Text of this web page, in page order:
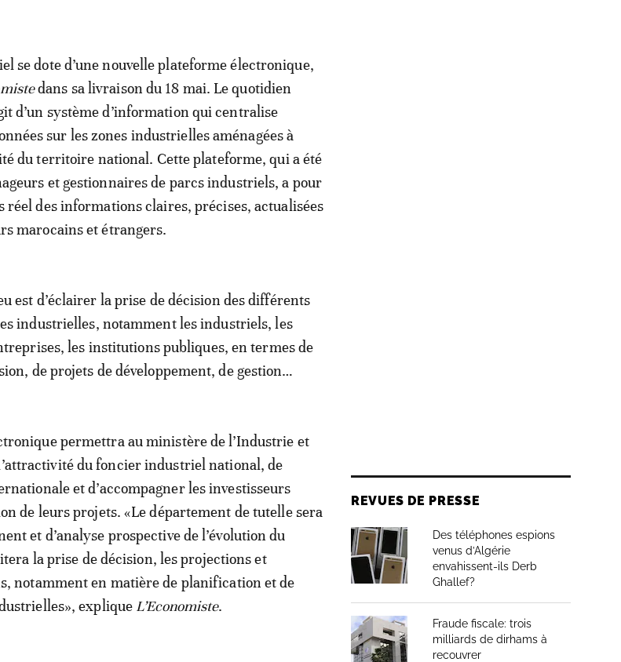
se dote d’une nouvelle plateforme électronique,
dans sa livraison du 18 mai. Le quotidien
d’un système d’information qui centralise
sur les zones industrielles aménagées à
du territoire national. Cette plateforme, qui a été
et gestionnaires de parcs industriels, a pour
des informations claires, précises, actualisées
marocains et étrangers.
est d’éclairer la prise de décision des différents
industrielles, notamment les industriels, les
les institutions publiques, en termes de
de projets de développement, de gestion…
permettra au ministère de l’Industrie et
du foncier industriel national, de
et d’accompagner les investisseurs
de leurs projets. «Le département de tutelle sera
et d’analyse prospective de l’évolution du
la prise de décision, les projections et
notamment en matière de planification et de
explique L’Economiste.
REVUES DE PRESSE
Des téléphones espions
venus d’Algérie
envahissent-ils Derb
Ghallef?
Fraude fiscale: trois
milliards de dirhams à
recouvrer